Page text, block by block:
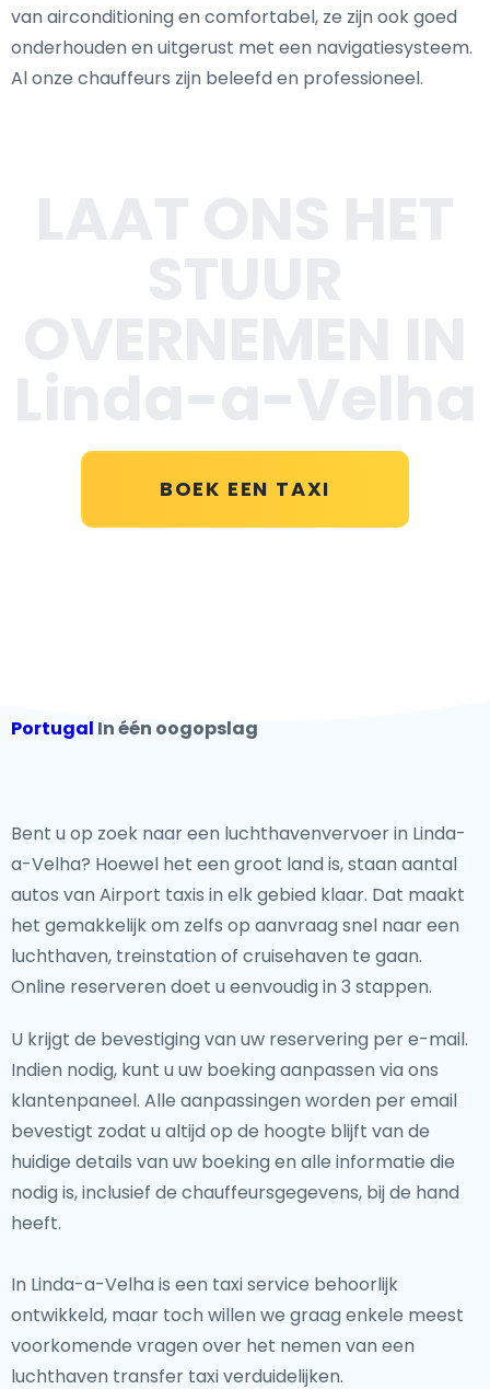
van airconditioning en comfortabel, ze zijn ook goed
onderhouden en uitgerust met een navigatiesysteem.
Al onze chauffeurs zijn beleefd en professioneel.
BOEK EEN TAXI
Portugal In één oogopslag
Bent u op zoek naar een luchthavenvervoer in Linda-
a-Velha? Hoewel het een groot land is, staan aantal
autos van Airport taxis in elk gebied klaar. Dat maakt
het gemakkelijk om zelfs op aanvraag snel naar een
luchthaven, treinstation of cruisehaven te gaan.
Online reserveren doet u eenvoudig in 3 stappen.
U krijgt de bevestiging van uw reservering per e-mail.
Indien nodig, kunt u uw boeking aanpassen via ons
klantenpaneel. Alle aanpassingen worden per email
bevestigt zodat u altijd op de hoogte blijft van de
huidige details van uw boeking en alle informatie die
nodig is, inclusief de chauffeursgegevens, bij de hand
heeft.
In Linda-a-Velha is een taxi service behoorlijk
ontwikkeld, maar toch willen we graag enkele meest
voorkomende vragen over het nemen van een
luchthaven transfer taxi verduidelijken.